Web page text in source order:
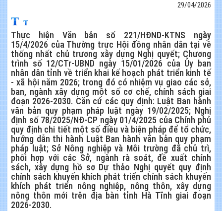
29/04/2026
Thực hiện Văn bản số 221/HĐND-KTNS ngày
15/4/2026 của Thường trực Hội đồng nhân dân tại về
thống nhất chủ trương xây dựng Nghị quyết; Chương
trình số 12/CTr-UBND ngày 15/01/2026 của Ủy ban
nhân dân tỉnh về triển khai kế hoạch phát triển kinh tế
- xã hội năm 2026; trong đó có nhiệm vụ giao các sở,
ban, ngành xây dựng một số cơ chế, chính sách giai
đoạn 2026-2030. Căn cứ các quy định: Luật Ban hành
văn bản quy phạm pháp luật ngày 19/02/2025; Nghị
định số 78/2025/NĐ-CP ngày 01/4/2025 của Chính phủ
quy định chi tiết một số điều và biện pháp để tổ chức,
hướng dẫn thi hành Luật Ban hành văn bản quy phạm
pháp luật; Sở Nông nghiệp và Môi trường đã chủ trì,
phối hợp với các Sở, ngành rà soát, đề xuất chính
sách, xây dựng hồ sơ Dự thảo Nghị quyết quy định
chính sách khuyến khích phát triển chính sách khuyến
khích phát triển nông nghiệp, nông thôn, xây dựng
nông thôn mới trên địa bàn tỉnh Hà Tĩnh giai đoạn
2026-2030.